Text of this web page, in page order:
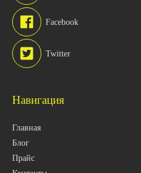
Facebook
Twitter
Навигация
Главная
Блог
Прайс